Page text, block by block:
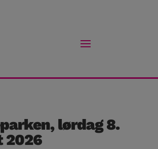
lørdag 8.
2026